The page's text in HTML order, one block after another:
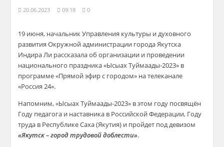
20.06.2023 09:18 0
19 июня, начальник Управления культуры и духовного
развития Окружной администрации города Якутска
Индира Ли рассказала об организации и проведении
национального праздника «Ысыах Туймаады-2023» в
программе «Прямой эфир с городом» на телеканале
«Россия 24».
Напомним, «Ысыах Туймаады-2023» в этом году посвящён
Году педагога и наставника в Российской Федерации, Году
труда в Республике Саха (Якутия) и пройдет под девизом
«Якутск – город трудовой доблести».